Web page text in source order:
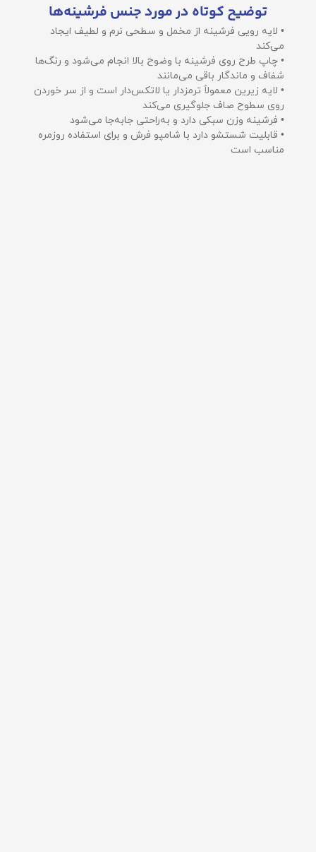
توضیح کوتاه در مورد جنس فرشینه‌ها
• لایه رویی فرشینه از مخمل و سطحی نرم و لطیف ایجاد
می‌کند
• چاپ طرح روی فرشینه با وضوح بالا انجام می‌شود و رنگ‌ها
شفاف و ماندگار باقی می‌مانند
• لایه زیرین معمولاً ترمزدار یا لاتکس‌دار است و از سر خوردن
روی سطوح صاف جلوگیری می‌کند
• فرشینه وزن سبکی دارد و به‌راحتی جابه‌جا می‌شود
• قابلیت شستشو دارد با شامپو فرش و برای استفاده روزمره
مناسب است